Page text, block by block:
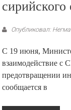
сирийского
Опубликовал:
С 19 июня,
взаимодействие с
предотвращении
сообщается в